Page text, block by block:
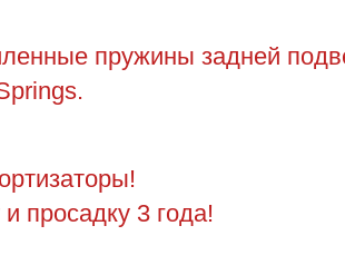
пружины задней
просадку 3 года!